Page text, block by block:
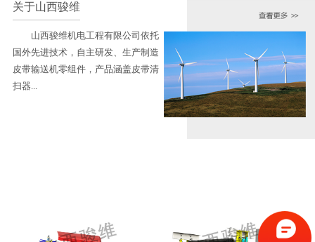
关于山西骏维
山西骏维机电工程有限公司依托
国外先进技术，自主研发、生产制造
皮带输送机零组件，产品涵盖皮带清
扫器...